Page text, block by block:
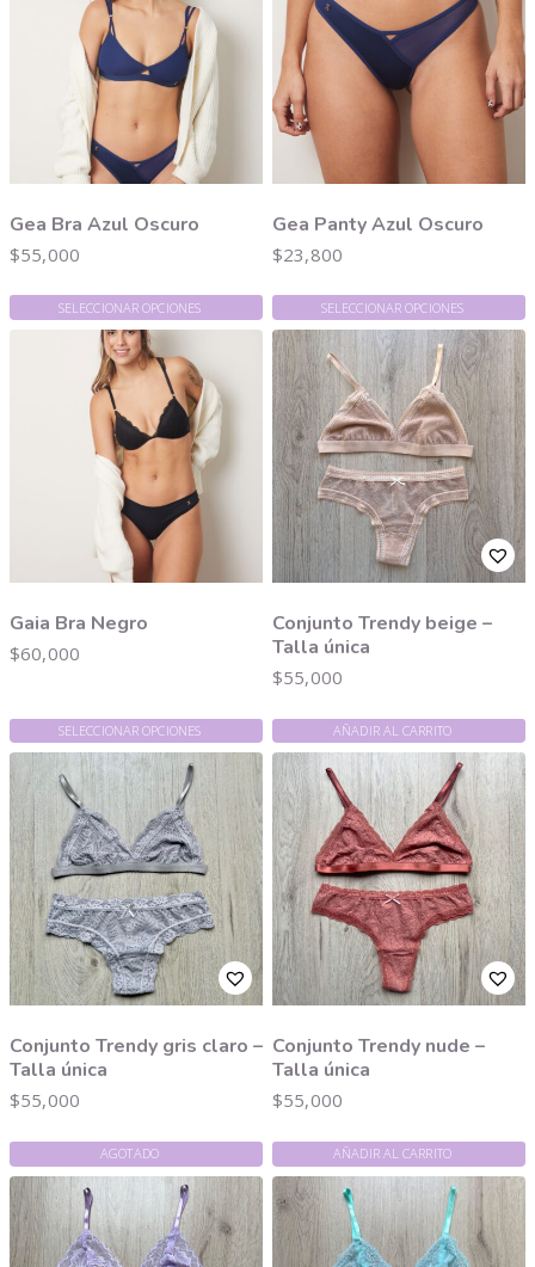
Gea Bra Azul Oscuro
$55,000
SELECCIONAR OPCIONES
Gea Panty Azul Oscuro
$23,800
SELECCIONAR OPCIONES
Gaia Bra Negro
$60,000
SELECCIONAR OPCIONES
Conjunto Trendy beige –
Talla única
$55,000
AÑADIR AL CARRITO
Conjunto Trendy gris claro –
Talla única
$55,000
AGOTADO
Conjunto Trendy nude –
Talla única
$55,000
AÑADIR AL CARRITO